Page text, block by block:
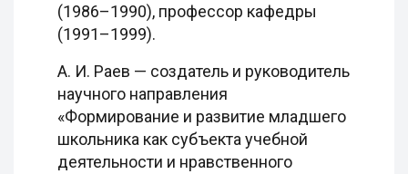
(1986–1990), профессор кафедры
(1991–1999).
А. И. Раев — создатель и руководитель
научного направления
«Формирование и развитие младшего
школьника как субъекта учебной
деятельности и нравственного